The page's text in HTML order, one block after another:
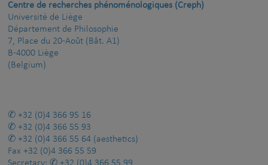
Centre de recherches phénoménologiques (Creph)
Université de Liège
Département de Philosophie
7, Place du 20-Août (Bât. A1)
B-4000 Liège
(Belgium)
+32 (0)4 366 95 16
+32 (0)4 366 55 93
+32 (0)4 366 55 64 (aesthetics)
Fax +32 (0)4 366 55 59